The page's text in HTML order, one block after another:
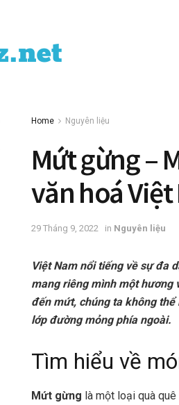
Home Nguyên liệu
Mứt gừng –
văn hoá Việt
29 Tháng 9, 2022 in Nguyên liệu
Việt Nam nổi tiếng về sự đa
mang riêng mình một hương
đến mứt, chúng ta không
lớp đường mỏng phía ngoài.
Tìm hiểu về
Mứt gừng là một loại quà